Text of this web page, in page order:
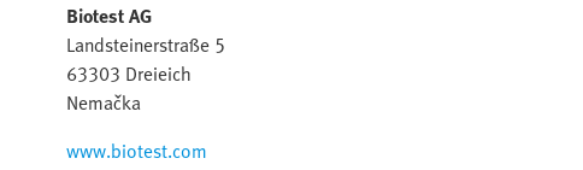
Biotest AG
Landsteinerstraße 5
63303 Dreieich
Nemačka
www.biotest.com